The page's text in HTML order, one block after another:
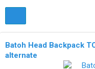
Batoh Head Backpack
alternate